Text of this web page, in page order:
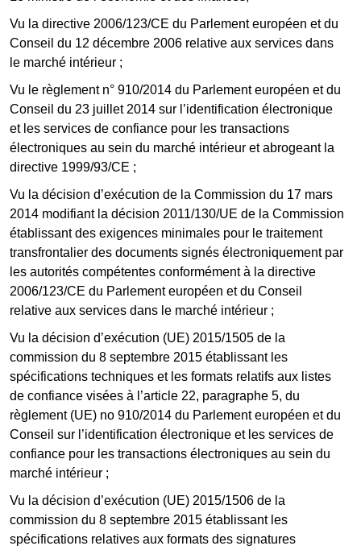
Vu la directive 2006/123/CE du Parlement européen et du
Conseil du 12 décembre 2006 relative aux services dans
le marché intérieur ;
Vu le règlement n° 910/2014 du Parlement européen et du
Conseil du 23 juillet 2014 sur l’identification électronique
et les services de confiance pour les transactions
électroniques au sein du marché intérieur et abrogeant la
directive 1999/93/CE ;
Vu la décision d’exécution de la Commission du 17 mars
2014 modifiant la décision 2011/130/UE de la Commission
établissant des exigences minimales pour le traitement
transfrontalier des documents signés électroniquement par
les autorités compétentes conformément à la directive
2006/123/CE du Parlement européen et du Conseil
relative aux services dans le marché intérieur ;
Vu la décision d’exécution (UE) 2015/1505 de la
commission du 8 septembre 2015 établissant les
spécifications techniques et les formats relatifs aux listes
de confiance visées à l’article 22, paragraphe 5, du
règlement (UE) no 910/2014 du Parlement européen et du
Conseil sur l’identification électronique et les services de
confiance pour les transactions électroniques au sein du
marché intérieur ;
Vu la décision d’exécution (UE) 2015/1506 de la
commission du 8 septembre 2015 établissant les
spécifications relatives aux formats des signatures